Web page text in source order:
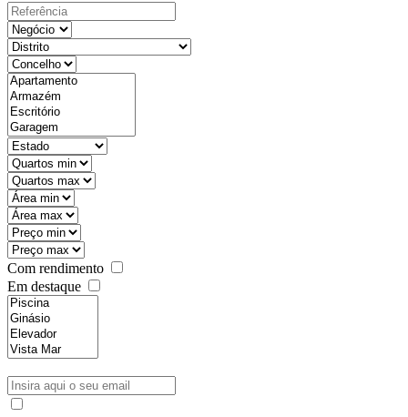
Com rendimento
Em destaque